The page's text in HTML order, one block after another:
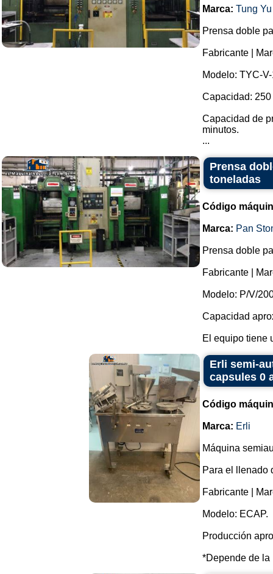
Marca: Tung Yu
Prensa doble
Fabricante |
Modelo: TYC-
Capacidad:
Capacidad de
minutos.
...
Prensa
toneladas
Código
Marca: Pan
Prensa doble
Fabricante |
Modelo: P/V/
Capacidad
El equipo tiene
Erli semi-
capsules 0
Código
Marca: Erli
Máquina
Para el llenado
Fabricante |
Modelo: ECAP.
Producción
*Depende de la